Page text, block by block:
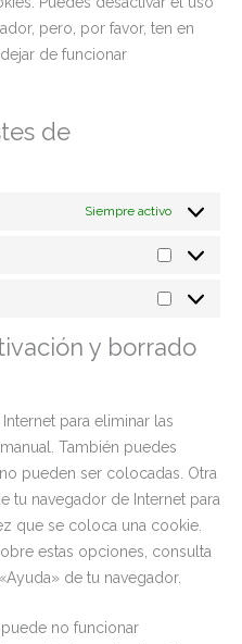
pero, por favor, ten en
de funcionar
de
Siempre activo
y borrado
para eliminar las
También puedes
pueden ser colocadas. Otra
tu navegador de Internet para
que se coloca una cookie.
estas opciones, consulta
de tu navegador.
no funcionar